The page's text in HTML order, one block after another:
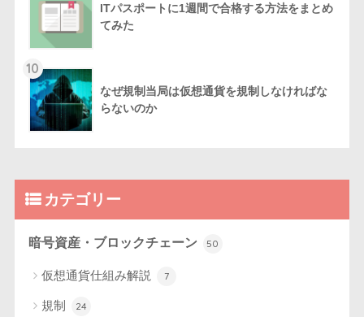
ITパスポートに1週間で合格する方法をまとめ
てみた
10
なぜ規制当局は仮想通貨を規制しなければな
らないのか
カテゴリー
暗号資産・ブロックチェーン 50
仮想通貨仕組み解説 7
規制 24